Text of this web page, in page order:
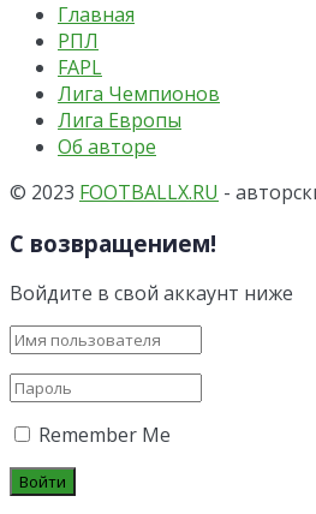
Главная
РПЛ
FAPL
Лига Чемпионов
Лига Европы
Об авторе
© 2023 FOOTBALLX.RU -
С возвращением!
Войдите в свой аккаунт ниже
Remember Me